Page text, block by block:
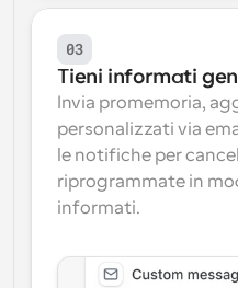
03
Tieni informati
Invia promemoria,
personalizzati via
le notifiche per
riprogrammate in
informati.